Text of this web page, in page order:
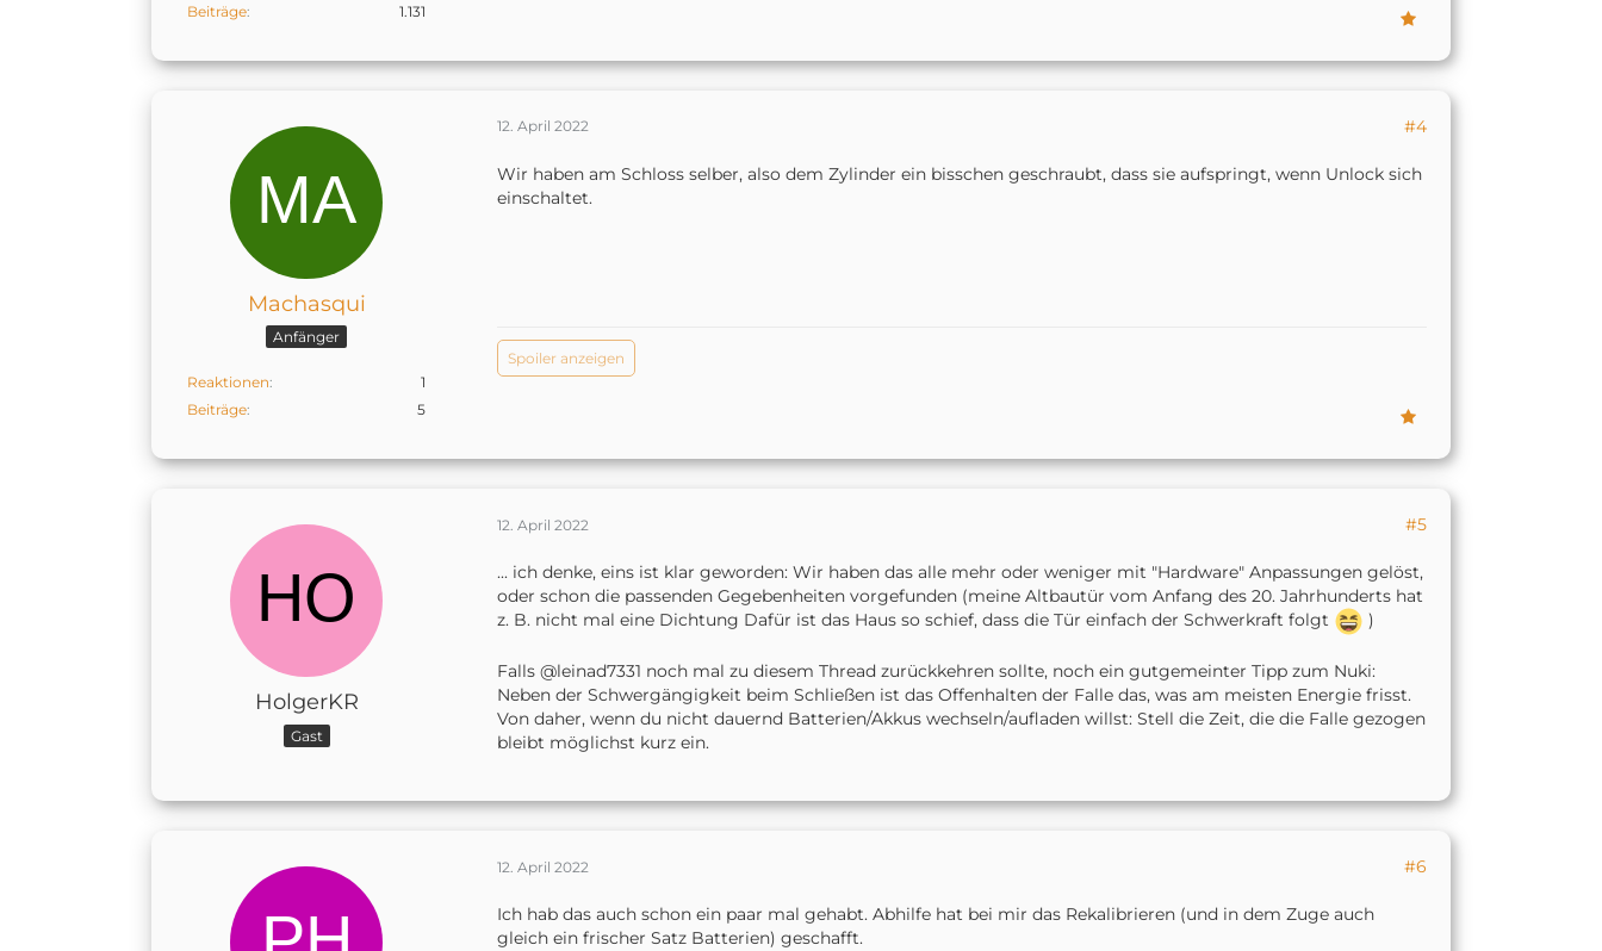
Beiträge
1.131
Machasqui
Anfänger
Reaktionen
1
Beiträge
5
12. April 2022 #4
Wir haben am Schloss selber, also dem Zylinder ein bisschen geschraubt, dass sie aufspringt, wenn Unlock sich
einschaltet.
Spoiler anzeigen
HolgerKR
Gast
12. April 2022 #5
... ich denke, eins ist klar geworden: Wir haben das alle mehr oder weniger mit "Hardware" Anpassungen gelöst,
oder schon die passenden Gegebenheiten vorgefunden (meine Altbautür vom Anfang des 20. Jahrhunderts hat
z. B. nicht mal eine Dichtung Dafür ist das Haus so schief, dass die Tür einfach der Schwerkraft folgt
)
Falls @leinad7331 noch mal zu diesem Thread zurückkehren sollte, noch ein gutgemeinter Tipp zum Nuki:
Neben der Schwergängigkeit beim Schließen ist das Offenhalten der Falle das, was am meisten Energie frisst.
Von daher, wenn du nicht dauernd Batterien/Akkus wechseln/aufladen willst: Stell die Zeit, die die Falle gezogen
bleibt möglichst kurz ein.
12. April 2022 #6
Ich hab das auch schon ein paar mal gehabt. Abhilfe hat bei mir das Rekalibrieren (und in dem Zuge auch
gleich ein frischer Satz Batterien) geschafft.